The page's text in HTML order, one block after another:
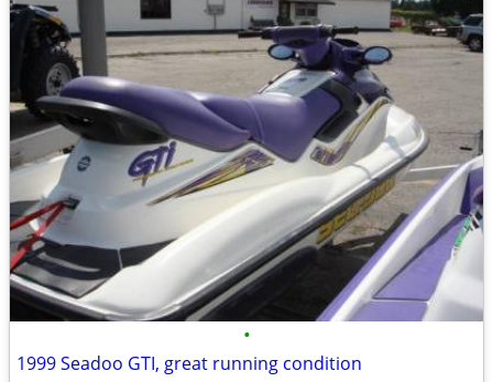
•
1999 Seadoo GTI, great running condition